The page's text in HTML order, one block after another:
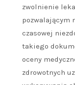
zwolnienie
pozwalającym
czasowej
takiego
oceny
zdrowotnych